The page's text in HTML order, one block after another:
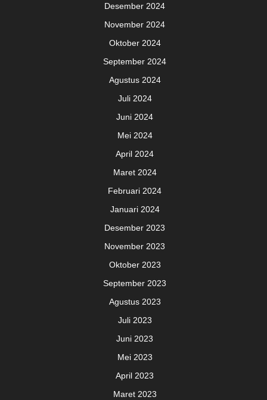
Desember 2024
November 2024
Oktober 2024
September 2024
Agustus 2024
Juli 2024
Juni 2024
Mei 2024
April 2024
Maret 2024
Februari 2024
Januari 2024
Desember 2023
November 2023
Oktober 2023
September 2023
Agustus 2023
Juli 2023
Juni 2023
Mei 2023
April 2023
Maret 2023